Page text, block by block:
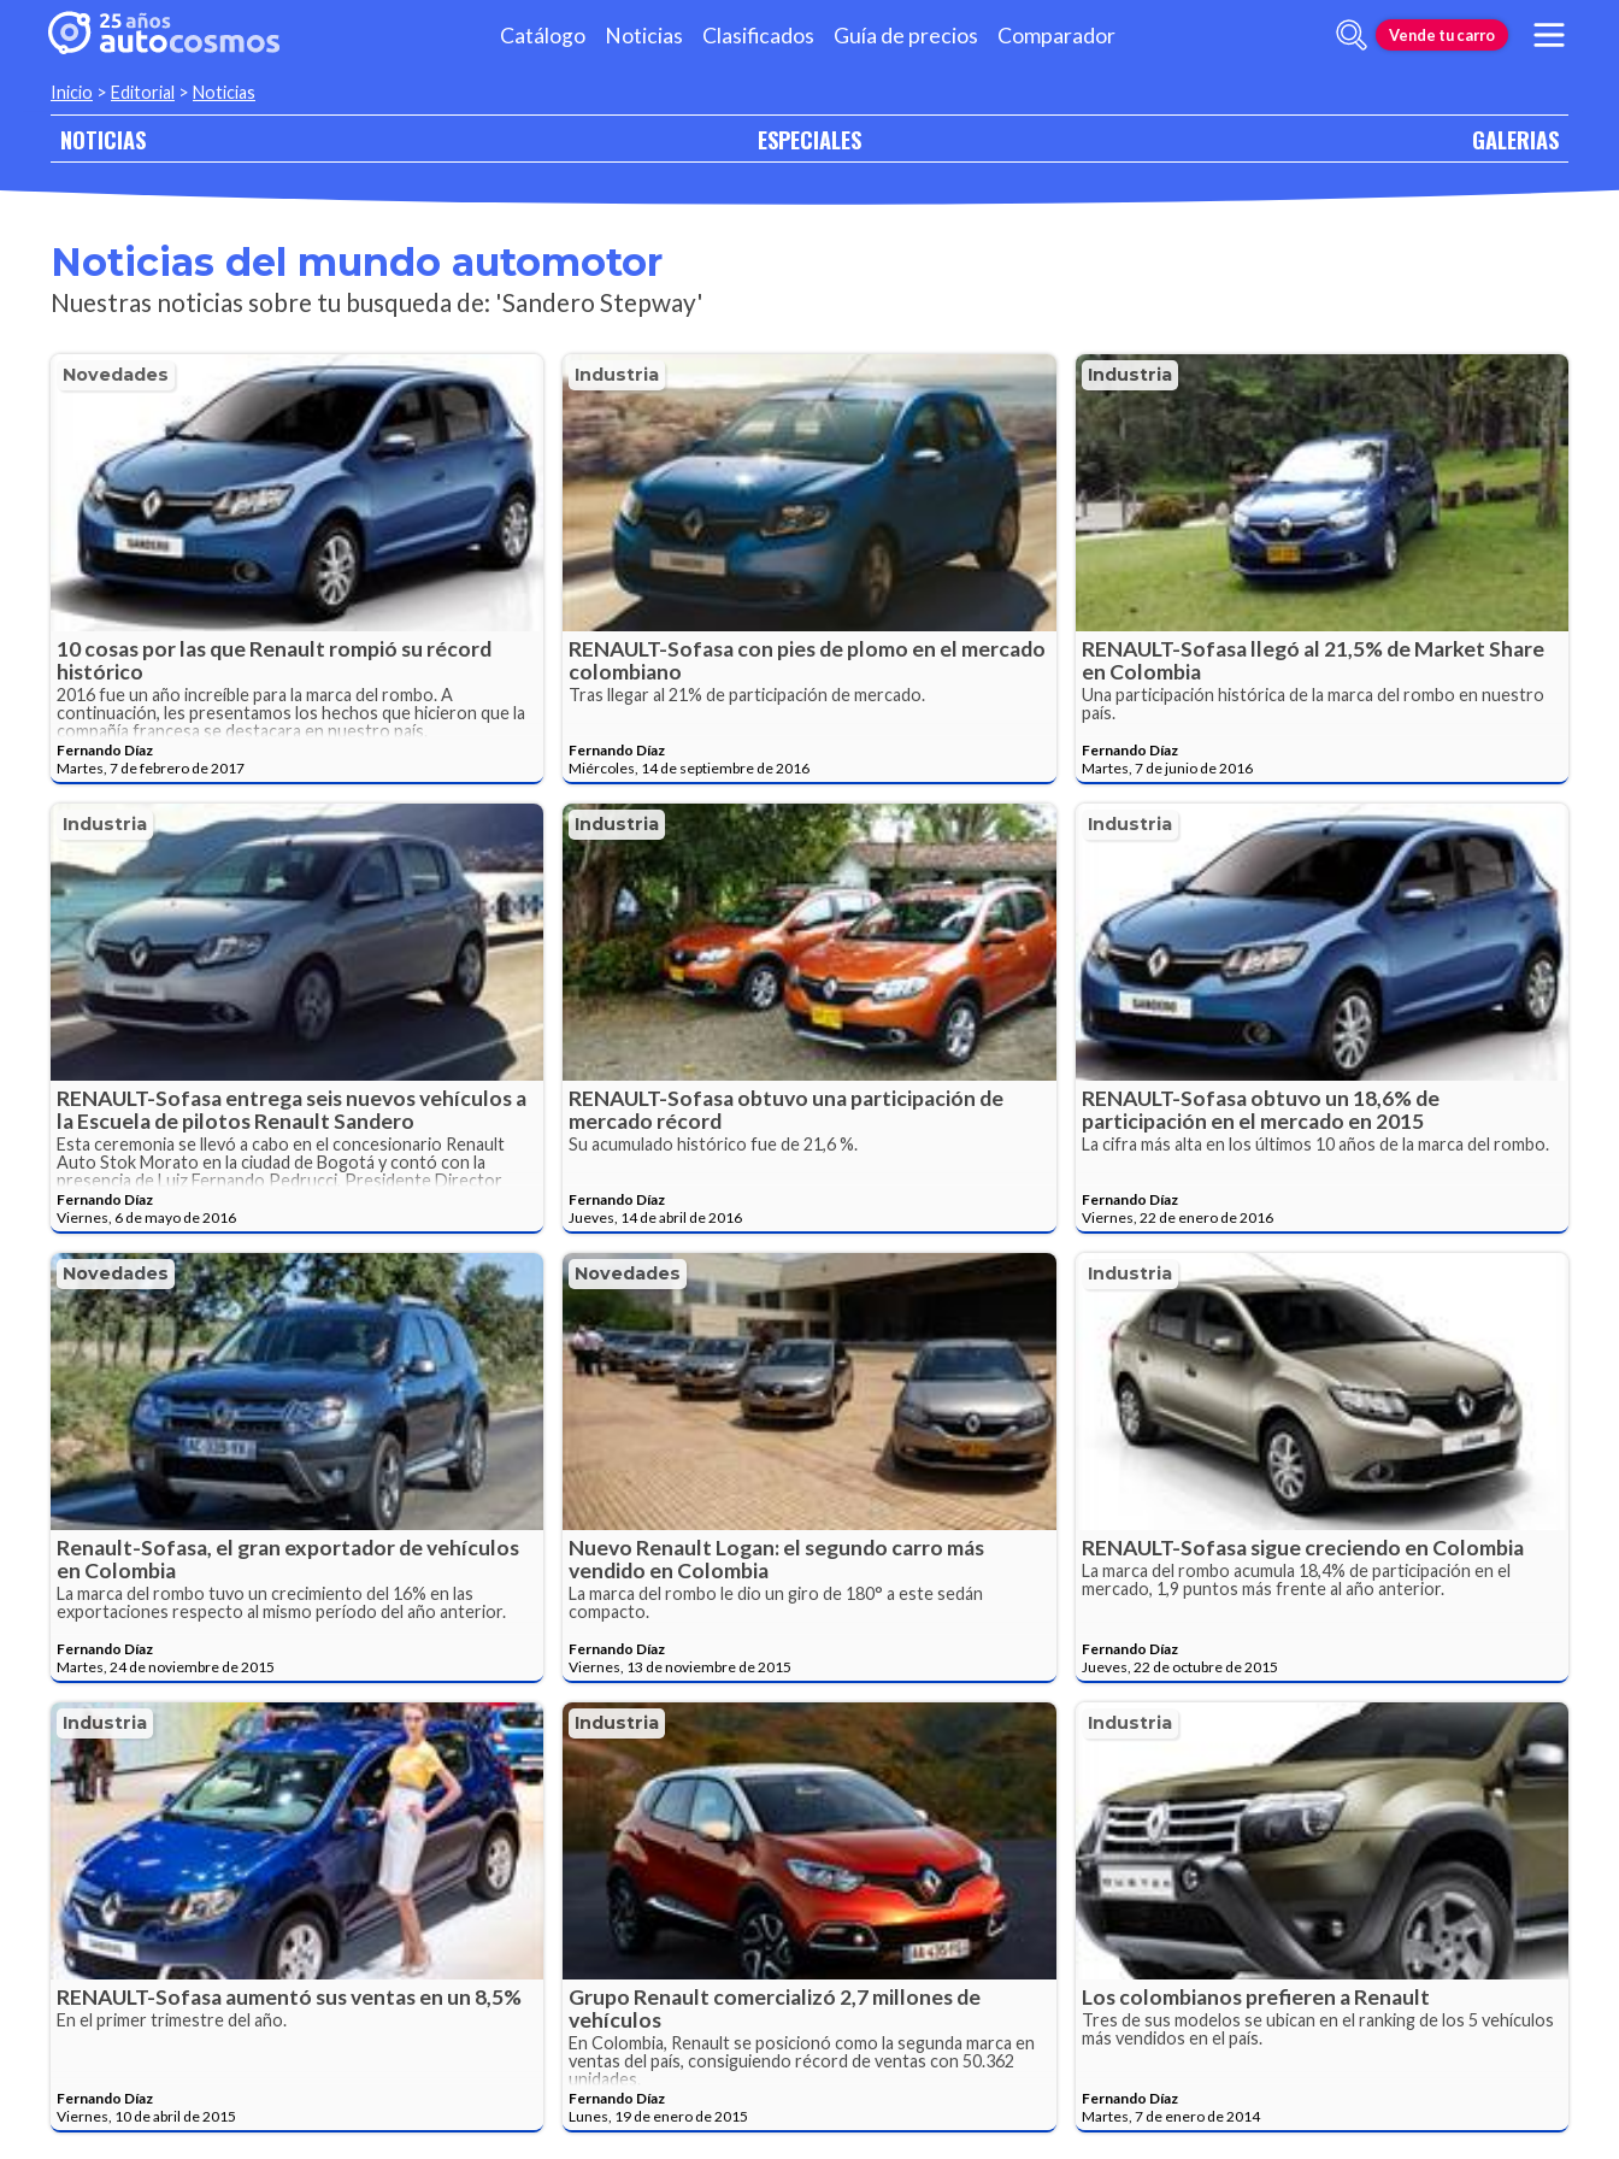
Catálogo Noticias Clasificados Guía de precios Comparador Vende tu carro
Inicio > Editorial > Noticias
NOTICIAS ESPECIALES GALERIAS
Noticias del mundo automotor
Nuestras noticias sobre tu busqueda de: 'Sandero Stepway'
Novedades
10 cosas por las que Renault rompió su récord
histórico
2016 fue un año increíble para la marca del rombo. A
continuación, les presentamos los hechos que hicieron que la
compañía francesa se destacara en nuestro país.
Fernando Díaz
Martes, 7 de febrero de 2017
Industria
RENAULT-Sofasa con pies de plomo en el mercado
colombiano
Tras llegar al 21% de participación de mercado.
Fernando Díaz
Miércoles, 14 de septiembre de 2016
Industria
RENAULT-Sofasa llegó al 21,5% de Market Share
en Colombia
Una participación histórica de la marca del rombo en nuestro
país.
Fernando Díaz
Martes, 7 de junio de 2016
Industria
RENAULT-Sofasa entrega seis nuevos vehículos a
la Escuela de pilotos Renault Sandero
Esta ceremonia se llevó a cabo en el concesionario Renault
Auto Stok Morato en la ciudad de Bogotá y contó con la
presencia de Luiz Fernando Pedrucci, Presidente Director
General de RENAULT-Sofasa.
Fernando Díaz
Viernes, 6 de mayo de 2016
Industria
RENAULT-Sofasa obtuvo una participación de
mercado récord
Su acumulado histórico fue de 21,6 %.
Fernando Díaz
Jueves, 14 de abril de 2016
Industria
RENAULT-Sofasa obtuvo un 18,6% de
participación en el mercado en 2015
La cifra más alta en los últimos 10 años de la marca del rombo.
Fernando Díaz
Viernes, 22 de enero de 2016
Novedades
Renault-Sofasa, el gran exportador de vehículos
en Colombia
La marca del rombo tuvo un crecimiento del 16% en las
exportaciones respecto al mismo período del año anterior.
Fernando Díaz
Martes, 24 de noviembre de 2015
Novedades
Nuevo Renault Logan: el segundo carro más
vendido en Colombia
La marca del rombo le dio un giro de 180° a este sedán
compacto.
Fernando Díaz
Viernes, 13 de noviembre de 2015
Industria
RENAULT-Sofasa sigue creciendo en Colombia
La marca del rombo acumula 18,4% de participación en el
mercado, 1,9 puntos más frente al año anterior.
Fernando Díaz
Jueves, 22 de octubre de 2015
Industria
RENAULT-Sofasa aumentó sus ventas en un 8,5%
En el primer trimestre del año.
Fernando Díaz
Viernes, 10 de abril de 2015
Industria
Grupo Renault comercializó 2,7 millones de
vehículos
En Colombia, Renault se posicionó como la segunda marca en
ventas del país, consiguiendo récord de ventas con 50.362
unidades.
Fernando Díaz
Lunes, 19 de enero de 2015
Industria
Los colombianos prefieren a Renault
Tres de sus modelos se ubican en el ranking de los 5 vehículos
más vendidos en el país.
Fernando Díaz
Martes, 7 de enero de 2014